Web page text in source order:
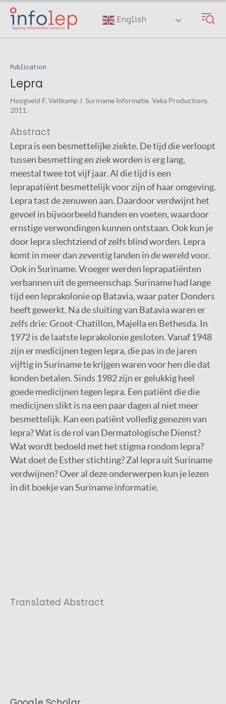
Skip
main
English
Publication
Lepra
Hoogveld F, Veltkamp J. Suriname Informatie. Veka Productions.
2011;
Abstract
Lepra is een besmettelijke ziekte. De tijd die verloopt
tussen besmetting en ziek worden is erg lang,
meestal twee tot vijf jaar. Al die tijd is een
leprapatiënt besmettelijk voor zijn of haar omgeving.
Lepra tast de zenuwen aan. Daardoor verdwijnt het
gevoel in bijvoorbeeld handen en voeten, waardoor
ernstige verwondingen kunnen ontstaan. Ook kun je
door lepra slechtziend of zelfs blind worden. Lepra
komt in meer dan zeventig landen in de wereld voor.
Ook in Suriname. Vroeger werden leprapatiënten
verbannen uit de gemeenschap. Suriname had lange
tijd een leprakolonie op Batavia, waar pater Donders
heeft gewerkt. Na de sluiting van Batavia waren er
zelfs drie: Groot-Chatillon, Majella en Bethesda. In
1972 is de laatste leprakolonie gesloten. Vanaf 1948
zijn er medicijnen tegen lepra, die pas in de jaren
vijftig in Suriname te krijgen waren voor hen die dat
konden betalen. Sinds 1982 zijn er gelukkig heel
goede medicijnen tegen lepra. Een patiënt die die
medicijnen slikt is na een paar dagen al niet meer
besmettelijk. Kan een patiënt volledig genezen van
lepra? Wat is de rol van Dermatologische Dienst?
Wat wordt bedoeld met het stigma rondom lepra?
Wat doet de Esther stichting? Zal lepra uit Suriname
verdwijnen? Over al deze onderwerpen kun je lezen
in dit boekje van Suriname informatie.
Translated Abstract